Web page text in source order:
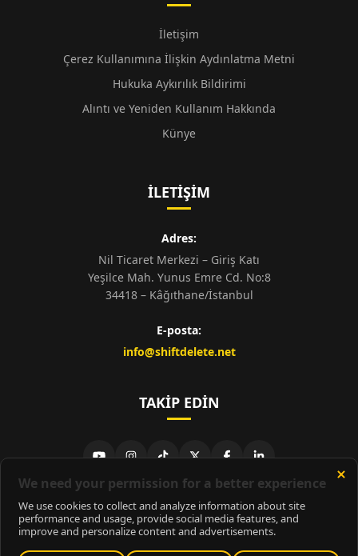
İletişim
Çerez Kullanımına İlişkin Aydınlatma Metni
Hukuka Aykırılık Bildirimi
Alıntı ve Yeniden Kullanım Hakkında
Künye
İLETIŞIM
Adres:
Nil Ticaret Merkezi – Giriş Katı
Yeşilce Mah. Yunus Emre Cd. No:8
34418 – Kâğıthane/İstanbul
E-posta:
info@shiftdelete.net
TAKIP EDIN
© 2026ShiftDelete.Net- Tüm hakları saklıdır.